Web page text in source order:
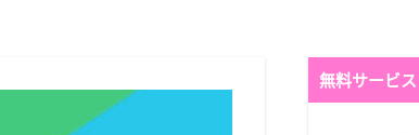
無料サービス